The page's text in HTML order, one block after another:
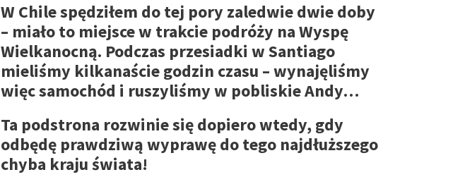
W Chile spędziłem do tej pory zaledwie dwie doby
– miało to miejsce w trakcie podróży na Wyspę
Wielkanocną. Podczas przesiadki w Santiago
mieliśmy kilkanaście godzin czasu – wynajęliśmy
więc samochód i ruszyliśmy w pobliskie Andy…
Ta podstrona rozwinie się dopiero wtedy, gdy
odbędę prawdziwą wyprawę do tego najdłuższego
chyba kraju świata!